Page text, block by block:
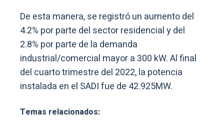
De esta manera, se registró un aumento del
4.2% por parte del sector residencial y del
2.8% por parte de la demanda
industrial/comercial mayor a 300 kW. Al final
del cuarto trimestre del 2022, la potencia
instalada en el SADI fue de 42.925MW.
Temas relacionados: